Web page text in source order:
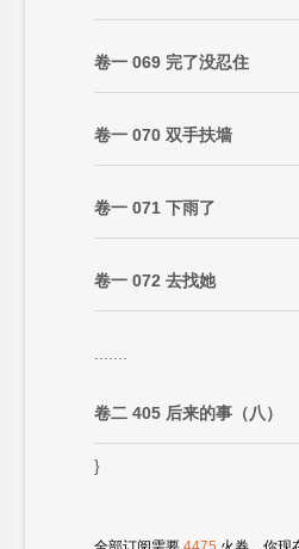
卷一 069 完了没忍住
卷一 070 双手扶墙
卷一 071 下雨了
卷一 072 去找她
卷二 405 后来的事（八）
}